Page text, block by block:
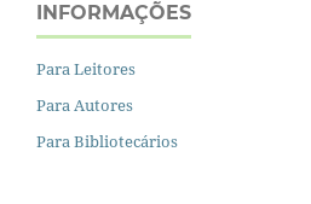
INFORMAÇÕES
Para Leitores
Para Autores
Para Bibliotecários